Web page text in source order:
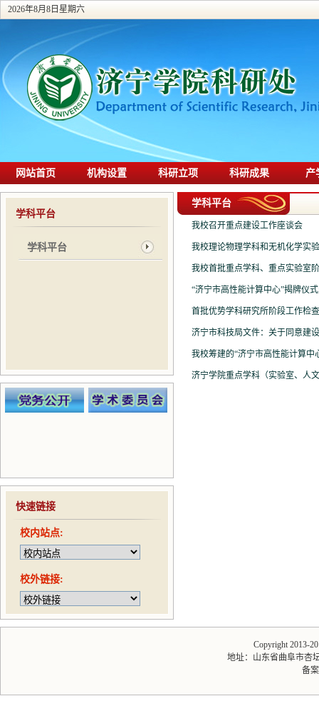
2026年8月8日星期六
网站首页 机构设置 科研立项 科研成果 产
学科平台
学科平台
快速链接
校内站点:
校外链接:
学科平台
我校召开重点建设工作座谈会
我校理论物理学科和无机化学实
我校首批重点学科、重点实验室
“济宁市高性能计算中心”揭牌仪
首批优势学科研究所阶段工作检
济宁市科技局文件：关于同意建
我校筹建的“济宁市高性能计算中
济宁学院重点学科（实验室、人
Copyright 2013-
地址：山东省曲阜市杏
备